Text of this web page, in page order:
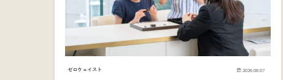
ゼロウェイスト 2026.08.07